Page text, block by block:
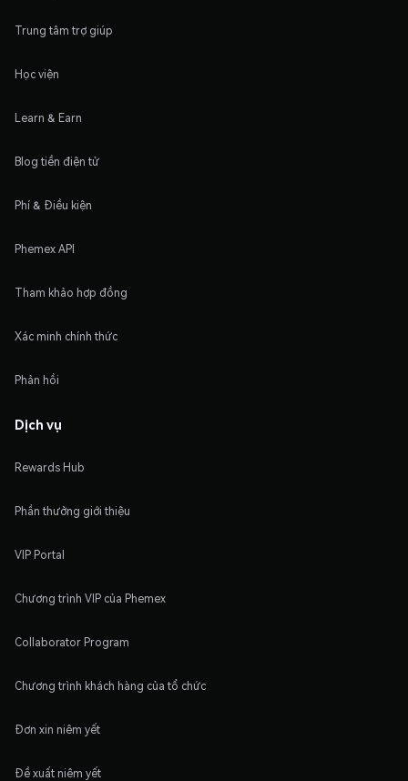
Trung tâm trợ giúp
Học viện
Learn & Earn
Blog tiền điện tử
Phí & Điều kiện
Phemex API
Tham khảo hợp đồng
Xác minh chính thức
Phản hồi
Dịch vụ
Rewards Hub
Phần thưởng giới thiệu
VIP Portal
Chương trình VIP của Phemex
Collaborator Program
Chương trình khách hàng của tổ chức
Đơn xin niêm yết
Đề xuất niêm yết